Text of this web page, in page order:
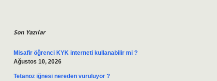
Son Yazılar
Misafir öğrenci KYK interneti kullanabilir mi ?
Ağustos 10, 2026
Tetanoz iğnesi nereden vuruluyor ?